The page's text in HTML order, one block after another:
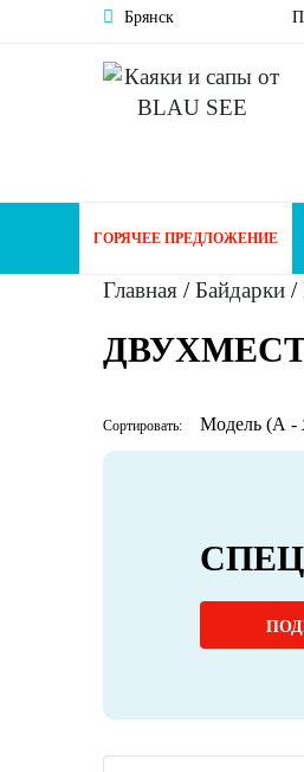
Брянск
ГОРЯЧЕЕ ПРЕДЛОЖЕНИЕ
Главная / Байдарки /
Сортировать: